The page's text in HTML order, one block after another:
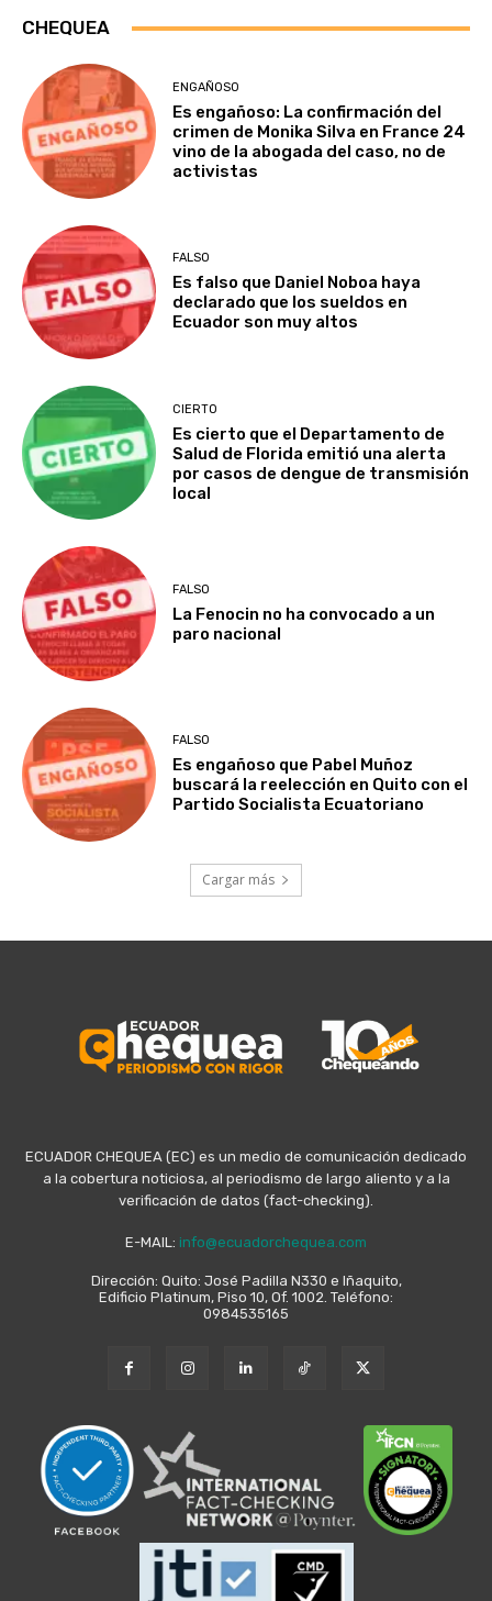
CHEQUEA
ENGAÑOSO
Es engañoso: La confirmación del
crimen de Monika Silva en France 24
vino de la abogada del caso, no de
activistas
FALSO
Es falso que Daniel Noboa haya
declarado que los sueldos en
Ecuador son muy altos
CIERTO
Es cierto que el Departamento de
Salud de Florida emitió una alerta
por casos de dengue de transmisión
local
FALSO
La Fenocin no ha convocado a un
paro nacional
FALSO
Es engañoso que Pabel Muñoz
buscará la reelección en Quito con el
Partido Socialista Ecuatoriano
Cargar más
ECUADOR CHEQUEA (EC) es un medio de comunicación dedicado
a la cobertura noticiosa, al periodismo de largo aliento y a la
verificación de datos (fact-checking).
E-MAIL: info@ecuadorchequea.com
Dirección: Quito: José Padilla N330 e Iñaquito,
Edificio Platinum, Piso 10, Of. 1002. Teléfono:
0984535165